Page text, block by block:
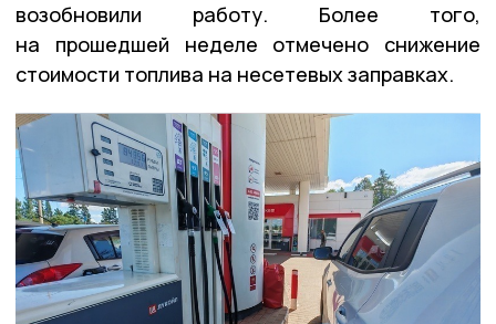
возобновили работу. Более того,
на прошедшей неделе отмечено снижение
стоимости топлива на несетевых заправках.